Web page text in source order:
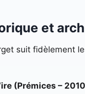
et
suit fidèlement
(Prémices –